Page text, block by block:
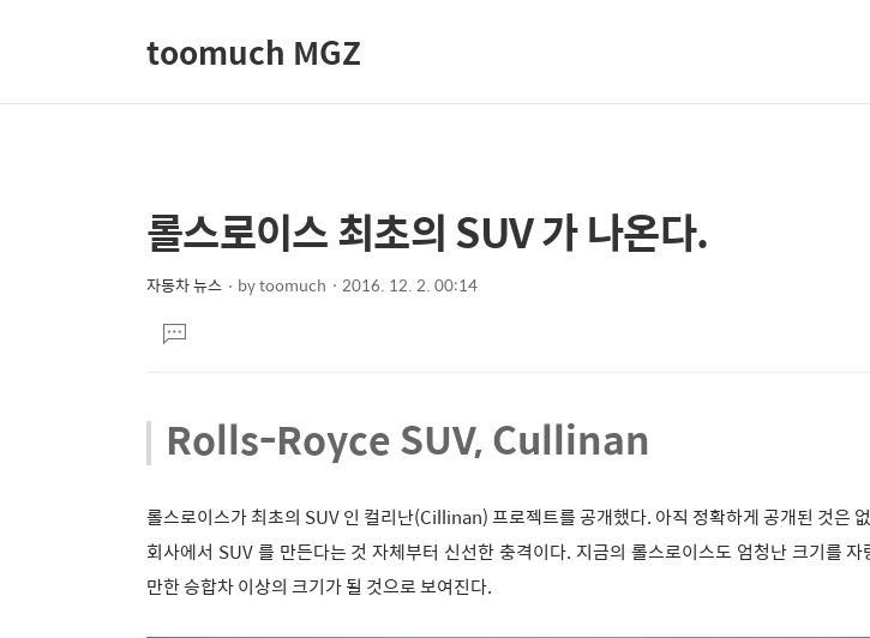
toomuch MGZ
상
세
컨
텐
본
문
제
롤스로이스 최초의 SUV 가 나온다.
자동차 뉴스 bytoomuch 2016. 12. 2. 00:14
문댓
글
Rolls-Royce SUV, Cullinan
롤스로이스가 최초의 SUV 인 컬리난(Cillinan) 프로젝트를 공개했다. 아직 정확하게 공개된 것은
회사에서 SUV 를 만든다는 것 자체부터 신선한 충격이다. 지금의 롤스로이스도 엄청난 크기를 자
만한 승합차 이상의 크기가 될 것으로 보여진다.